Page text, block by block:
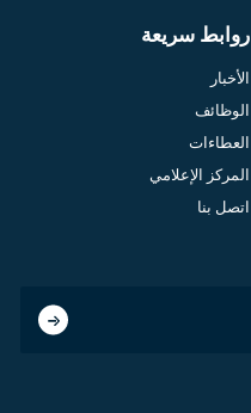
روابط سريعة
الأخبار
الوظائف
العطاءات
المركز الإعلامي
اتصل بنا